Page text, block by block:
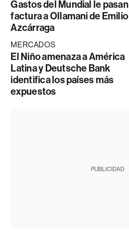
Gastos del Mundial le pasan
factura a Ollamani de Emilio
Azcárraga
MERCADOS
El Niño amenaza a América
Latina y Deutsche Bank
identifica los países más
expuestos
PUBLICIDAD